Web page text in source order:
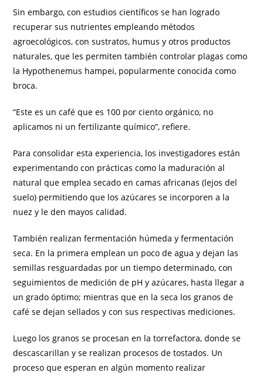
Sin embargo, con estudios científicos se han logrado
recuperar sus nutrientes empleando métodos
agroecológicos, con sustratos, humus y otros productos
naturales, que les permiten también controlar plagas como
la Hypothenemus hampei, popularmente conocida como
broca.
“Este es un café que es 100 por ciento orgánico, no
aplicamos ni un fertilizante químico”, refiere.
Para consolidar esta experiencia, los investigadores están
experimentando con prácticas como la maduración al
natural que emplea secado en camas africanas (lejos del
suelo) permitiendo que los azúcares se incorporen a la
nuez y le den mayos calidad.
También realizan fermentación húmeda y fermentación
seca. En la primera emplean un poco de agua y dejan las
semillas resguardadas por un tiempo determinado, con
seguimientos de medición de pH y azúcares, hasta llegar a
un grado óptimo; mientras que en la seca los granos de
café se dejan sellados y con sus respectivas mediciones.
Luego los granos se procesan en la torrefactora, donde se
descascarillan y se realizan procesos de tostados. Un
proceso que esperan en algún momento realizar